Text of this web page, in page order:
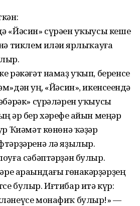
«Йәсин» сүрәһен уҡыусы кеше
тиклем иләһи ярлыҡауға
рәкәғәт намаҙ уҡып, беренсе
һуң, «Йәсин», икенсеһендә
сүрәләрен уҡыусы
һәр бер хәрефе һайын меңәр
Ҡиәмәт көнөнә ҡәҙәр
лә яҙылыр.
сәбәптәрҙән булыр.
араһындағы гөнаһкәрҙәрҙең
булыр. Иғтибар итә күр:
монафиҡ булыр!» —